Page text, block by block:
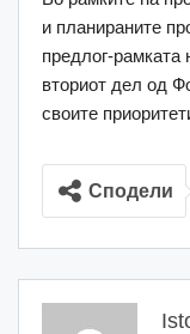
и планираните
предлог-рамката
вториот дел од
своите
Сподели